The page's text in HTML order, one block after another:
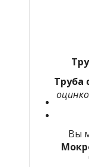
Труба
Вы